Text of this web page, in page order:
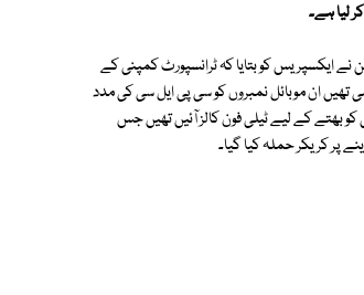
لیا ہے۔
ایکسپریس کو بتایا کہ ٹرانسپورٹ کمپنی کے
تھیں ان موبائل نمبروں کو سی پی ایل سی کی مدد
مالک کے بھائی کو بھتے کے لیے ٹیلی فون کالز آئیں تھیں جس
پر کریکر حملہ کیا گیا۔